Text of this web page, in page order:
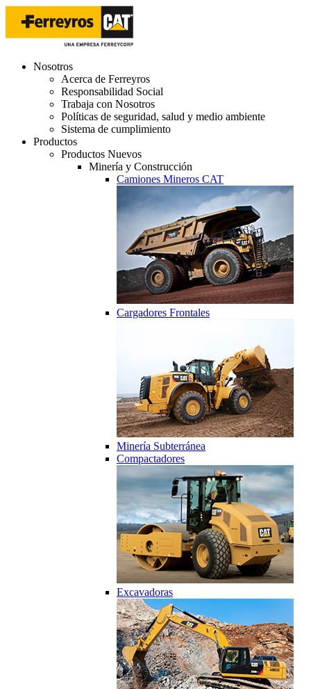
Nosotros
Acerca de Ferreyros
Responsabilidad Social
Trabaja con Nosotros
Políticas de seguridad, salud y medio ambiente
Sistema de cumplimiento
Productos
Productos Nuevos
Minería y Construcción
Camiones Mineros CAT
Cargadores Frontales
Minería Subterránea
Compactadores
Excavadoras